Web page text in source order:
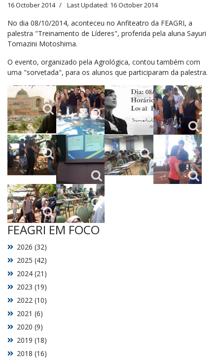
16 October 2014 Last Updated: 16 October 2014
No dia 08/10/2014, aconteceu no Anfiteatro da FEAGRI, a
palestra "Treinamento de Líderes", proferida pela aluna Sayuri
Tomazini Motoshima.
O evento, organizado pela Agrológica, contou também com
uma "sorvetada", para os alunos que participaram da palestra.
FEAGRI EM FOCO
2018 (16)
2019 (18)
2020 (9)
2021 (6)
2022 (10)
2023 (19)
2024 (21)
2025 (42)
2026 (32)